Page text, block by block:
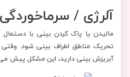
آلرژی / سرماخوردگی
مالیدن یا پاک کردن بینی با
تحریک مناطق اطراف بینی شود.
آبریزش بینی دارید، این مشکل پیش